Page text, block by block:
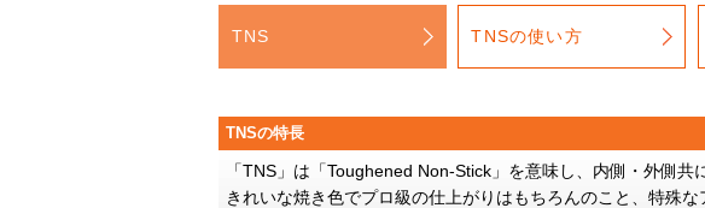
TNS TNSの使い方
TNSの特長
「TNS」は「Toughened Non-Stick」を意味し、内側・外側
きれいな焼き色でプロ級の仕上がりはもちろんのこと、特殊